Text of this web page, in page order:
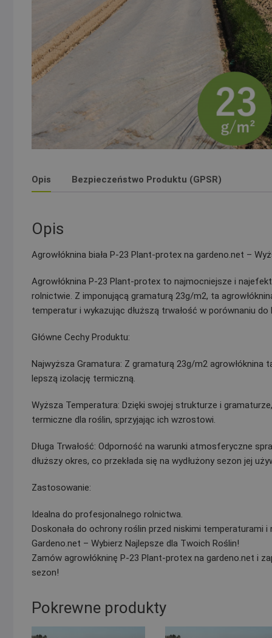
Opis Bezpieczeństwo Produktu (GPSR)
Opis
Agrowłóknina biała P-23 Plant-protex na gardeno.net –
Agrowłóknina P-23 Plant-protex to najmocniejsze i
rolnictwie. Z imponującą gramaturą 23g/m2, ta
temperatur i wykazując dłuższą trwałość w porównaniu
Główne Cechy Produktu:
Najwyższa Gramatura: Z gramaturą 23g/m2
lepszą izolację termiczną.
Wyższa Temperatura: Dzięki swojej strukturze i
termiczne dla roślin, sprzyjając ich wzrostowi.
Długa Trwałość: Odporność na warunki atmosferyczne
dłuższy okres, co przekłada się na wydłużony sezon jej
Zastosowanie:
Idealna do profesjonalnego rolnictwa.
Doskonała do ochrony roślin przed niskimi temperaturami
Gardeno.net – Wybierz Najlepsze dla Twoich Roślin!
Zamów agrowłókninę P-23 Plant-protex na gardeno.net i
sezon!
Pokrewne produkty